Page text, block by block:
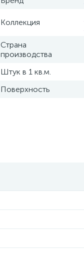
Коллекция
Страна
производства
Штук в 1 кв.м.
Поверхность